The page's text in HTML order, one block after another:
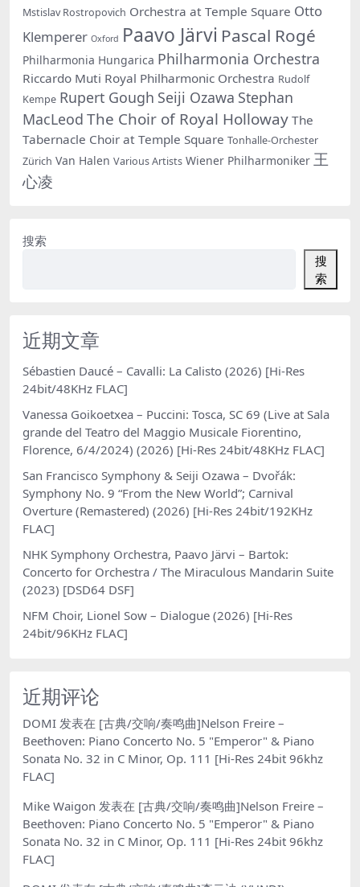
Mstislav Rostropovich Orchestra at Temple Square Otto
Klemperer Oxford Paavo Järvi Pascal Rogé
Philharmonia Hungarica Philharmonia Orchestra
Riccardo Muti Royal Philharmonic Orchestra Rudolf
Kempe Rupert Gough Seiji Ozawa Stephan
MacLeod The Choir of Royal Holloway The
Tabernacle Choir at Temple Square Tonhalle-Orchester
Zürich Van Halen Various Artists Wiener Philharmoniker 王
心凌
搜索
搜
索
近期文章
Sébastien Daucé – Cavalli: La Calisto (2026) [Hi-Res
24bit/48KHz FLAC]
Vanessa Goikoetxea – Puccini: Tosca, SC 69 (Live at Sala
grande del Teatro del Maggio Musicale Fiorentino,
Florence, 6/4/2024) (2026) [Hi-Res 24bit/48KHz FLAC]
San Francisco Symphony & Seiji Ozawa – Dvořák:
Symphony No. 9 “From the New World”; Carnival
Overture (Remastered) (2026) [Hi-Res 24bit/192KHz
FLAC]
NHK Symphony Orchestra, Paavo Järvi – Bartok:
Concerto for Orchestra / The Miraculous Mandarin Suite
(2023) [DSD64 DSF]
NFM Choir, Lionel Sow – Dialogue (2026) [Hi-Res
24bit/96KHz FLAC]
近期评论
DOMI 发表在 [古典/交响/奏鸣曲]Nelson Freire –
Beethoven: Piano Concerto No. 5 "Emperor" & Piano
Sonata No. 32 in C Minor, Op. 111 [Hi-Res 24bit 96khz
FLAC]
Mike Waigon 发表在 [古典/交响/奏鸣曲]Nelson Freire –
Beethoven: Piano Concerto No. 5 "Emperor" & Piano
Sonata No. 32 in C Minor, Op. 111 [Hi-Res 24bit 96khz
FLAC]